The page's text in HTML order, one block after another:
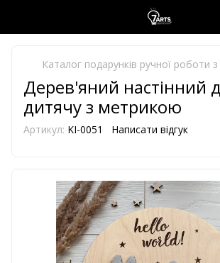
Каталог подарунків ручної роботи
Дерев'яний настінний
дитячу з метрикою
Артикул: KI-0051 Написати відгук